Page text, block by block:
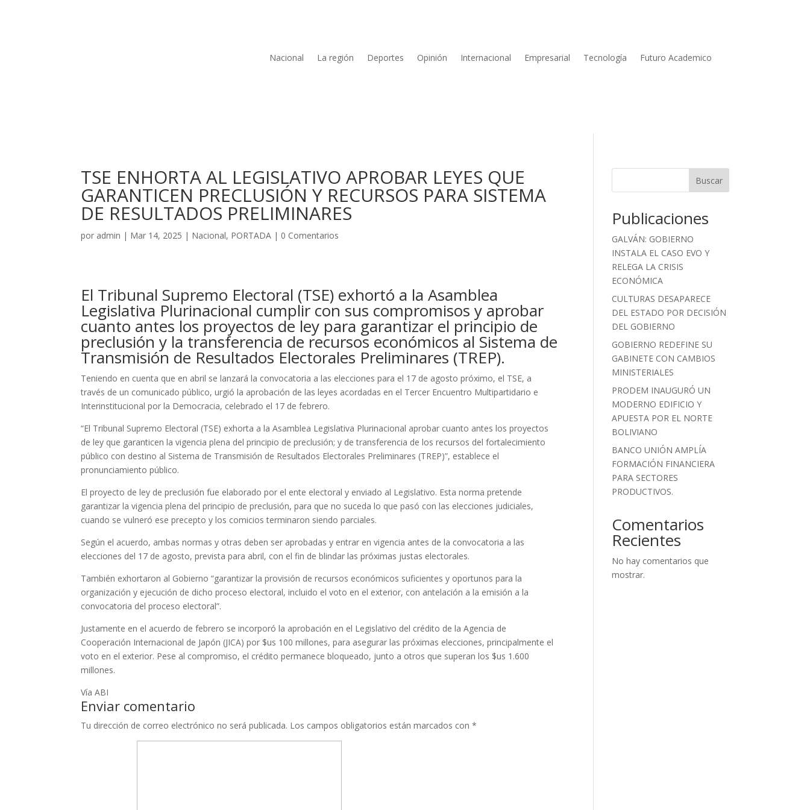
Nacional La región Deportes Opinión Internacional Empresarial Tecnología Futuro Academico
TSE ENHORTA AL LEGISLATIVO APROBAR LEYES QUE
GARANTICEN PRECLUSIÓN Y RECURSOS PARA SISTEMA
DE RESULTADOS PRELIMINARES
por admin | Mar 14, 2025 | Nacional, PORTADA | 0 Comentarios
El Tribunal Supremo Electoral (TSE) exhortó a la Asamblea
Legislativa Plurinacional cumplir con sus compromisos y aprobar
cuanto antes los proyectos de ley para garantizar el principio de
preclusión y la transferencia de recursos económicos al Sistema de
Transmisión de Resultados Electorales Preliminares (TREP).
Teniendo en cuenta que en abril se lanzará la convocatoria a las elecciones para el 17 de agosto próximo, el TSE, a
través de un comunicado público, urgió la aprobación de las leyes acordadas en el Tercer Encuentro Multipartidario e
Interinstitucional por la Democracia, celebrado el 17 de febrero.
“El Tribunal Supremo Electoral (TSE) exhorta a la Asamblea Legislativa Plurinacional aprobar cuanto antes los proyectos
de ley que garanticen la vigencia plena del principio de preclusión; y de transferencia de los recursos del fortalecimiento
público con destino al Sistema de Transmisión de Resultados Electorales Preliminares (TREP)”, establece el
pronunciamiento público.
El proyecto de ley de preclusión fue elaborado por el ente electoral y enviado al Legislativo. Esta norma pretende
garantizar la vigencia plena del principio de preclusión, para que no suceda lo que pasó con las elecciones judiciales,
cuando se vulneró ese precepto y los comicios terminaron siendo parciales.
Según el acuerdo, ambas normas y otras deben ser aprobadas y entrar en vigencia antes de la convocatoria a las
elecciones del 17 de agosto, prevista para abril, con el fin de blindar las próximas justas electorales.
También exhortaron al Gobierno “garantizar la provisión de recursos económicos suficientes y oportunos para la
organización y ejecución de dicho proceso electoral, incluido el voto en el exterior, con antelación a la emisión a la
convocatoria del proceso electoral”.
Justamente en el acuerdo de febrero se incorporó la aprobación en el Legislativo del crédito de la Agencia de
Cooperación Internacional de Japón (JICA) por $us 100 millones, para asegurar las próximas elecciones, principalmente el
voto en el exterior. Pese al compromiso, el crédito permanece bloqueado, junto a otros que superan los $us 1.600
millones.
Vía ABI
Enviar comentario
Tu dirección de correo electrónico no será publicada. Los campos obligatorios están marcados con*
Buscar
Publicaciones
GALVÁN: GOBIERNO
INSTALA EL CASO EVO Y
RELEGA LA CRISIS
ECONÓMICA
CULTURAS DESAPARECE
DEL ESTADO POR DECISIÓN
DEL GOBIERNO
GOBIERNO REDEFINE SU
GABINETE CON CAMBIOS
MINISTERIALES
PRODEM INAUGURÓ UN
MODERNO EDIFICIO Y
APUESTA POR EL NORTE
BOLIVIANO
BANCO UNIÓN AMPLÍA
FORMACIÓN FINANCIERA
PARA SECTORES
PRODUCTIVOS.
Comentarios
Recientes
No hay comentarios que
mostrar.